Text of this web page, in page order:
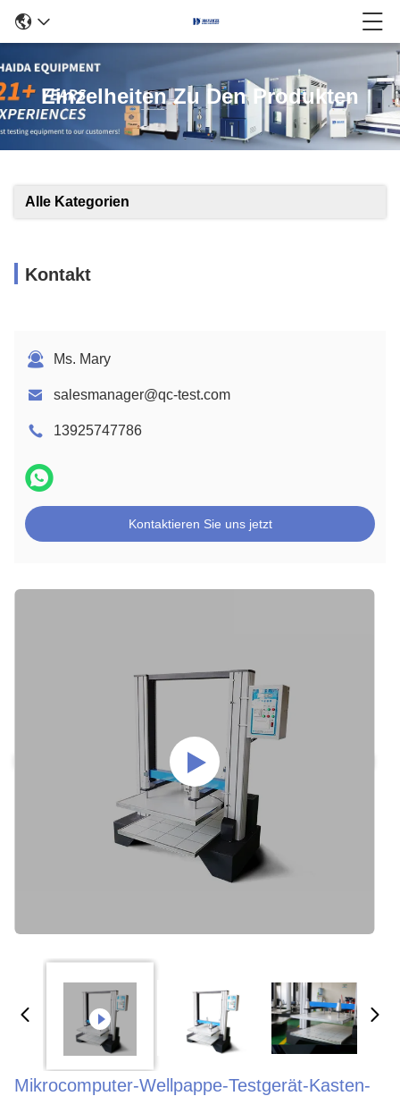
Einzelheiten Zu Den Produkten
Alle Kategorien
Kontakt
Ms. Mary
salesmanager@qc-test.com
13925747786
Kontaktieren Sie uns jetzt
Mikrocomputer-Wellpappe-Testgerät-Kasten-